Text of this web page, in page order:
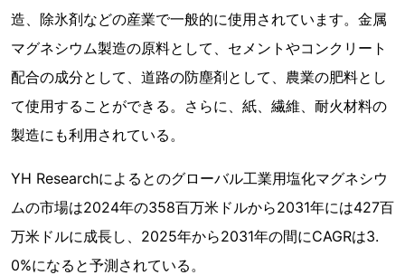
造、除氷剤などの産業で一般的に使用されています。金属
マグネシウム製造の原料として、セメントやコンクリート
配合の成分として、道路の防塵剤として、農業の肥料とし
て使用することができる。さらに、紙、繊維、耐火材料の
製造にも利用されている。
YH Researchによるとのグローバル工業用塩化マグネシウ
ムの市場は2024年の358百万米ドルから2031年には427百
万米ドルに成長し、2025年から2031年の間にCAGRは3.
0%になると予測されている。